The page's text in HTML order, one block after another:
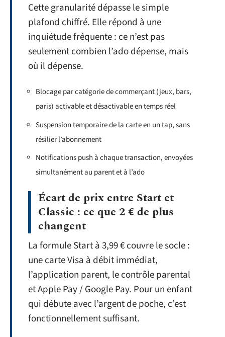
Cette granularité dépasse le simple
plafond chiffré. Elle répond à une
inquiétude fréquente : ce n’est pas
seulement combien l’ado dépense, mais
où il dépense.
Blocage par catégorie de commerçant (jeux, bars,
paris) activable et désactivable en temps réel
Suspension temporaire de la carte en un tap, sans
résilier l’abonnement
Notifications push à chaque transaction, envoyées
simultanément au parent et à l’ado
Écart de prix entre Start et
Classic : ce que 2 € de plus
changent
La formule Start à 3,99 € couvre le socle :
une carte Visa à débit immédiat,
l’application parent, le contrôle parental
et Apple Pay / Google Pay. Pour un enfant
qui débute avec l’argent de poche, c’est
fonctionnellement suffisant.